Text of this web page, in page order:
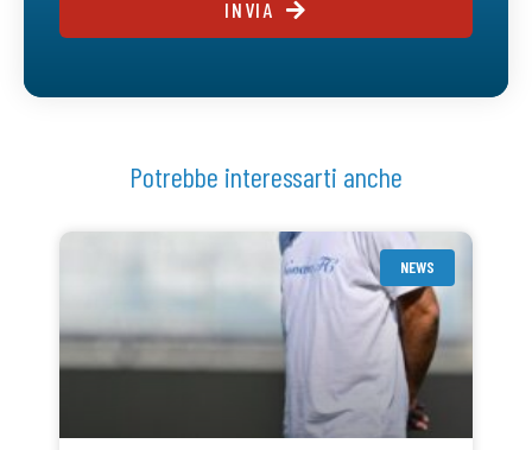
INVIA
Potrebbe interessarti anche
NEWS